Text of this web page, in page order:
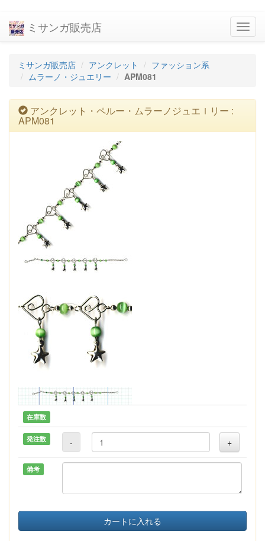
ミサンガ販売店
ミサンガ販売店 アンクレット
ファッション系
ムラーノ・ジュエリー
APM081
アンクレット・ペルー・ムラーノジュエｌリー :
APM081
在庫数
発注数 - +
備考
カートに入れる